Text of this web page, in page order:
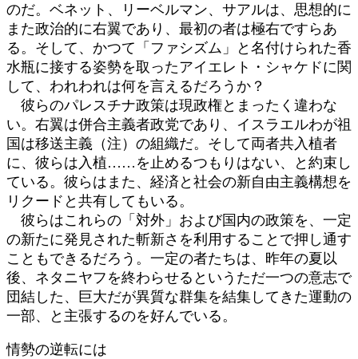
のだ。ベネット、リーベルマン、サアルは、思想的に
また政治的に右翼であり、最初の者は極右ですらあ
る。そして、かつて「ファシズム」と名付けられた香
水瓶に接する姿勢を取ったアイエレト・シャケドに関
して、われわれは何を言えるだろうか？
彼らのパレスチナ政策は現政権とまったく違わな
い。右翼は併合主義者政党であり、イスラエルわが祖
国は移送主義（注）の組織だ。そして両者共入植者
に、彼らは入植……を止めるつもりはない、と約束し
ている。彼らはまた、経済と社会の新自由主義構想を
リクードと共有してもいる。
彼らはこれらの「対外」および国内の政策を、一定
の新たに発見された斬新さを利用することで押し通す
こともできるだろう。一定の者たちは、昨年の夏以
後、ネタニヤフを終わらせるというただ一つの意志で
団結した、巨大だが異質な群集を結集してきた運動の
一部、と主張するのを好んでいる。
情勢の逆転には